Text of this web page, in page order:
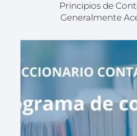
Principios de
Generalmente